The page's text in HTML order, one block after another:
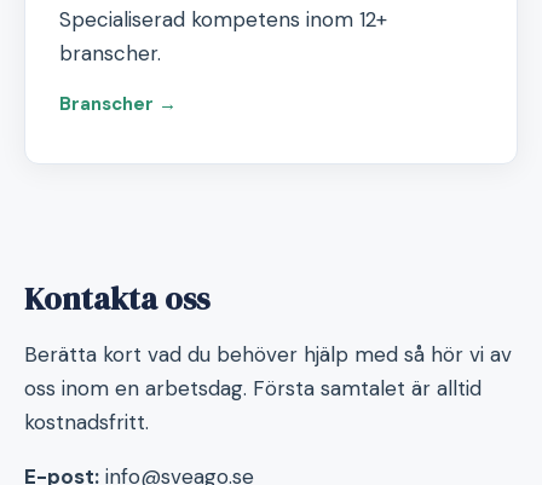
Specialiserad kompetens inom 12+
branscher.
Branscher →
Kontakta oss
Berätta kort vad du behöver hjälp med så hör vi av
oss inom en arbetsdag. Första samtalet är alltid
kostnadsfritt.
E-post: info@sveago.se